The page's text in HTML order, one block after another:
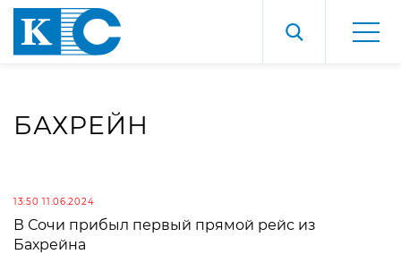
БАХРЕЙН
13:50 11.06.2024
В Сочи прибыл первый прямой рейс из
Бахрейна